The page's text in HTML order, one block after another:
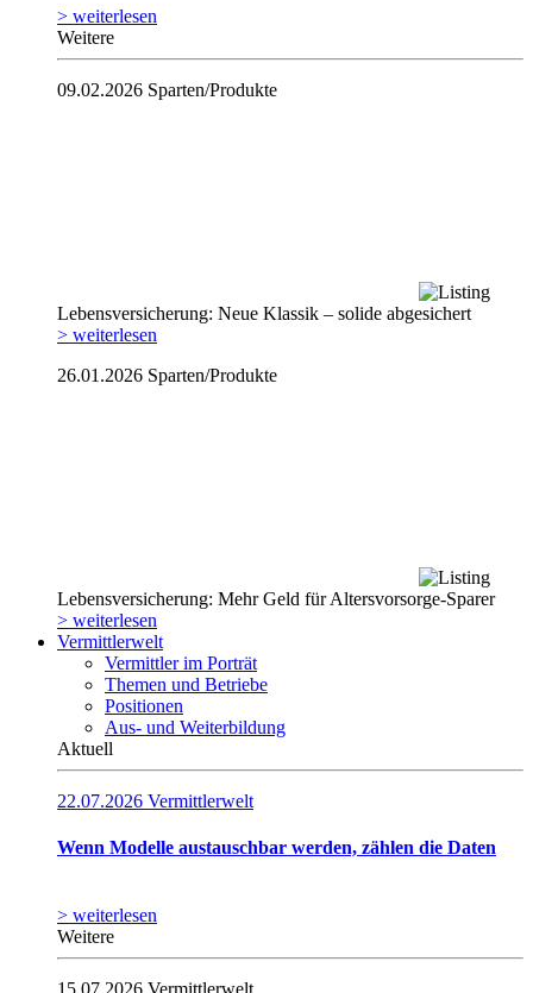
> weiterlesen
Weitere
09.02.2026 Sparten/Produkte
Lebensversicherung: Neue Klassik – solide abgesichert
> weiterlesen
26.01.2026 Sparten/Produkte
Lebensversicherung: Mehr Geld für Altersvorsorge-Sparer
> weiterlesen
Vermittlerwelt
Vermittler im Porträt
Themen und Betriebe
Positionen
Aus- und Weiterbildung
Aktuell
22.07.2026 Vermittlerwelt
Wenn Modelle austauschbar werden, zählen die Daten
> weiterlesen
Weitere